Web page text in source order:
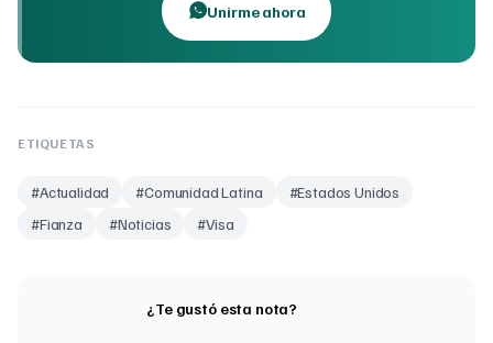
Unirme ahora
ETIQUETAS
#Actualidad #Comunidad Latina #Estados Unidos
#Fianza #Noticias #Visa
¿Te gustó esta nota?